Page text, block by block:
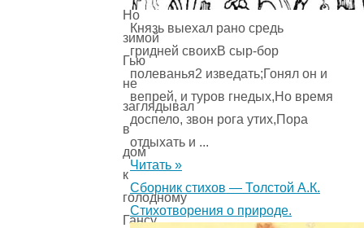
Но
зимой
Гью
не
заглядывал
в
дом
к
голодному
Гансу,
Князь выехал рано средь
гридней своихВ сыр-бор
полеванья2 изведать;Гонял он и
вепрей, и туров гнедых,Но время
доспело, звон рога утих,Пора
отдыхать и ...
Читать »
Сборник стихов — Толстой А.К.
Стихотворения о природе.